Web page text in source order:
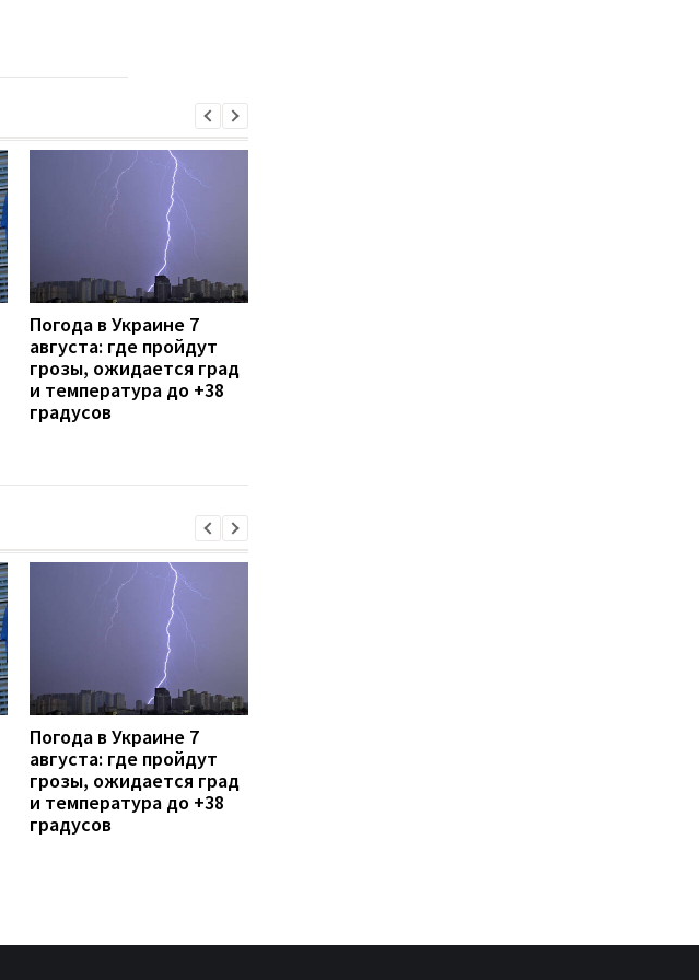
Погода в Украине 7
августа: где пройдут
грозы, ожидается град
и температура до +38
градусов
Погода в Украине 7
августа: где пройдут
грозы, ожидается град
и температура до +38
градусов